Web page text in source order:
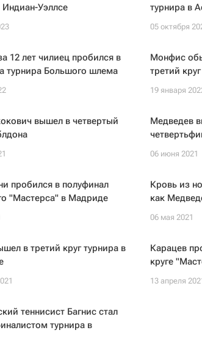
Индиан-Уэллсе
турнира в
05 октября
12 лет чилиец пробился в
турнира Большого шлема
Монфис
третий
19 января
вышел в четвертый
Медведев
06 июня 2021
пробился в полуфинал
"Мастерса" в Мадриде
Кровь из
как
06 мая 2021
в третий круг турнира в
Карацев
круге
13 апреля
теннисист Багнис стал
турнира в